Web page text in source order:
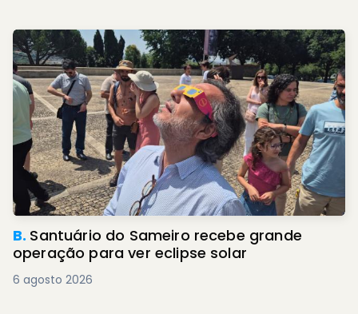
B. Santuário do Sameiro recebe grande
operação para ver eclipse solar
6 agosto 2026